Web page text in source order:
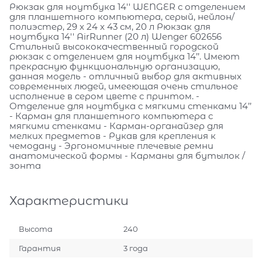
Рюкзак для ноутбука 14'' WENGER с отделением
для планшетного компьютера, серый, нейлон/
полиэстер, 29 x 24 x 43 см, 20 л Рюкзак для
ноутбука 14'' AirRunner (20 л) Wenger 602656
Стильный высококачественный городской
рюкзак с отделением для ноутбука 14’’. Имеют
прекрасную функциональную организацию,
данная модель - отличный выбор для активных
современных людей, имееющая очень стильное
исполнение в сером цвете с принтом. -
Отделение для ноутбука с мягкими стенками 14’’
- Карман для планшетного компьютера с
мягкими стенками - Карман-органайзер для
мелких предметов - Рукав для крепления к
чемодану - Эргономичные плечевые ремни
анатомической формы - Карманы для бутылок /
зонта
Характеристики
Высота 240
Гарантия 3 года